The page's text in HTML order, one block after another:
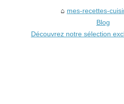
mes-recettes-
Blog
Découvrez notre sélection